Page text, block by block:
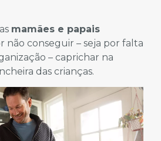
mamães e papais
não conseguir – seja por falta
– caprichar na
das crianças.